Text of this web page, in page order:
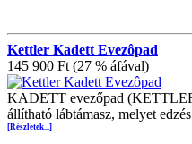
Kettler Kadett Evezôpad
145 900 Ft (27 % áfával)
KADETT evezőpad
állítható lábtámasz, melyet
[Részletek...]